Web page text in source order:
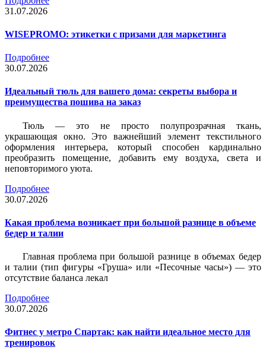
31.07.2026
WISEPROMO: этикетки с призами для маркетинга
Подробнее
30.07.2026
Идеальный тюль для вашего дома: секреты выбора и
преимущества пошива на заказ
Тюль — это не просто полупрозрачная ткань,
украшающая окно. Это важнейший элемент текстильного
оформления интерьера, который способен кардинально
преобразить помещение, добавить ему воздуха, света и
неповторимого уюта.
Подробнее
30.07.2026
Какая проблема возникает при большой разнице в объеме
бедер и талии
Главная проблема при большой разнице в объемах бедер
и талии (тип фигуры «Груша» или «Песочные часы») — это
отсутствие баланса лекал
Подробнее
30.07.2026
Фитнес у метро Спартак: как найти идеальное место для
тренировок